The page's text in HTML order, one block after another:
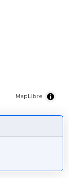
MapLibre